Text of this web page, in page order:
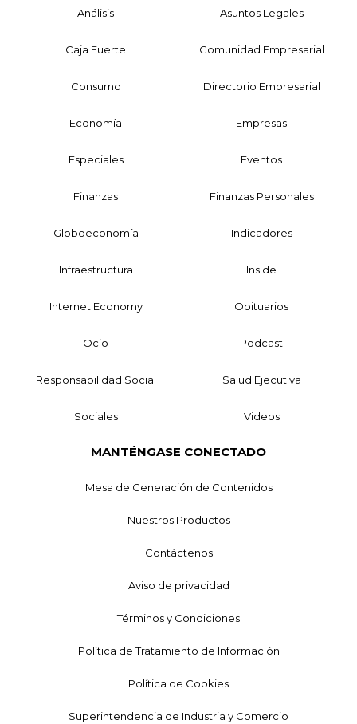
Análisis Asuntos Legales
Caja Fuerte Comunidad Empresarial
Consumo Directorio Empresarial
Economía Empresas
Especiales Eventos
Finanzas Finanzas Personales
Globoeconomía Indicadores
Infraestructura Inside
Internet Economy Obituarios
Ocio Podcast
Responsabilidad Social Salud Ejecutiva
Sociales Videos
MANTÉNGASE CONECTADO
Mesa de Generación de Contenidos
Nuestros Productos
Contáctenos
Aviso de privacidad
Términos y Condiciones
Política de Tratamiento de Información
Política de Cookies
Superintendencia de Industria y Comercio